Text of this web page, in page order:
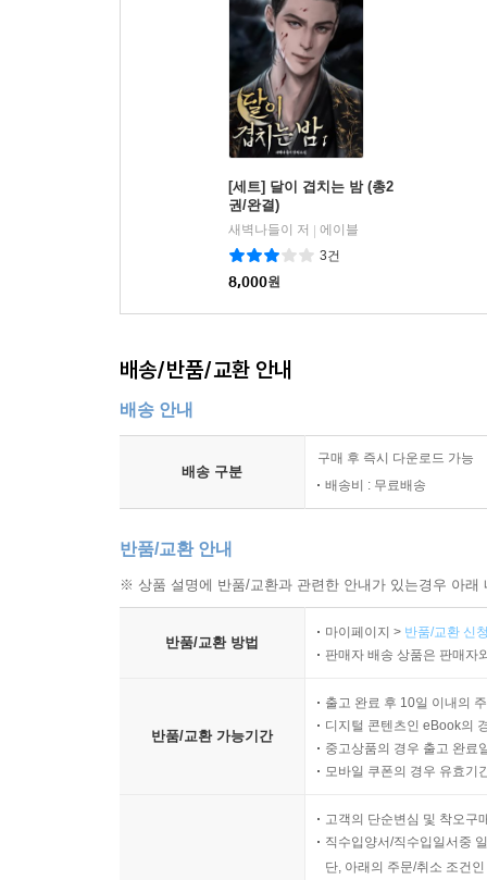
[세트] 달이 겹치는 밤 (총2
권/완결)
새벽나들이 저 | 에이블
3건
8,000원
배송/반품/교환 안내
배송 안내
배송 구분
구매 후 즉시 다운로드 가능
배송비 : 무료배송
반품/교환 안내
※ 상품 설명에 반품/교환과 관련한 안내가 있는경우 아
반품/교환 방법
마이페이지 > 반품/교환 신
판매자 배송 상품은 판매자
반품/교환 가능기간
출고 완료 후 10일 이내의
디지털 콘텐츠인 eBook의
중고상품의 경우 출고 완료
모바일 쿠폰의 경우 유효기
고객의 단순변심 및 착오구
직수입양서/직수입일서중
단, 아래의 주문/취소 조건